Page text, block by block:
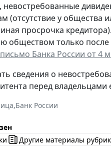
невостребованные
(отсутствие у общества
просрочка
обществом только
письмо Банка России от 4
сведения о
перед
,Банк России
Другие материалы